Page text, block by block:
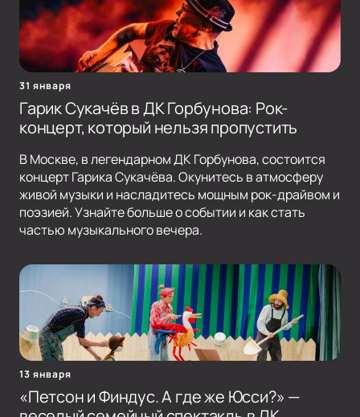
31 января
Гарик Сукачёв в ДК Горбунова: Рок-
концерт, который нельзя пропустить
В Москве, в легендарном ДК Горбунова, состоится
концерт Гарика Сукачёва. Окунитесь в атмосферу
живой музыки и насладитесь мощным рок-драйвом и
поэзией. Узнайте больше о событии и как стать
частью музыкального вечера.
13 января
«Петсон и Финдус. А где же Юсси?» —